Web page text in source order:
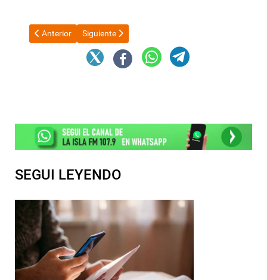
Artículo anterior: El PJ exigió la libertad inmediata de los
Anterior Artículo siguiente: El bloque de senadores
Siguiente
SEGUI LEYENDO